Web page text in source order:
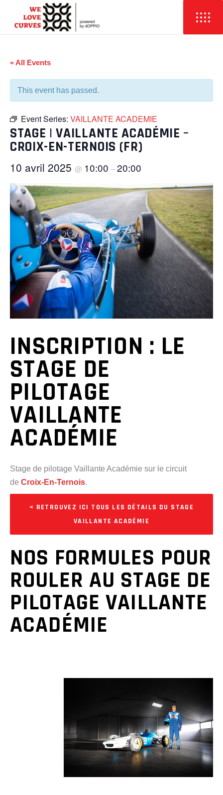
« All Events
This event has passed.
Event Series: VAILLANTE ACADEMIE
STAGE | VAILLANTE ACADÉMIE –
CROIX-EN-TERNOIS (FR)
10 avril 2025 @ 10:00 –20:00
INSCRIPTION : LE
STAGE DE
PILOTAGE
VAILLANTE
ACADÉMIE
Stage de pilotage Vaillante Académie sur le circuit
de Croix-En-Ternois.
< RETROUVEZ ICI TOUS LES DÉTAILS DU STAGE
VAILLANTE ACADÉMIE
NOS FORMULES POUR
ROULER AU STAGE DE
PILOTAGE VAILLANTE
ACADÉMIE